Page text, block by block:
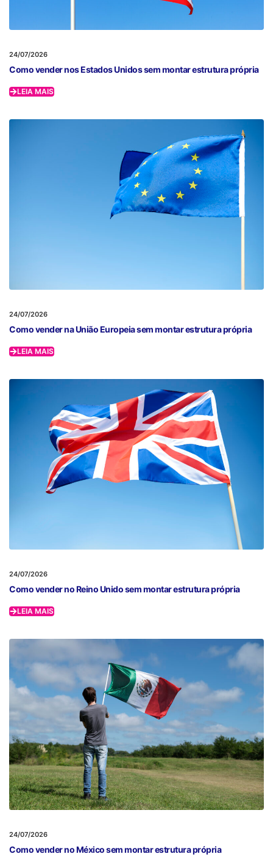
24/07/2026
Como vender nos Estados Unidos sem montar estrutura própria
LEIA MAIS
24/07/2026
Como vender na União Europeia sem montar estrutura própria
LEIA MAIS
24/07/2026
Como vender no Reino Unido sem montar estrutura própria
LEIA MAIS
24/07/2026
Como vender no México sem montar estrutura própria